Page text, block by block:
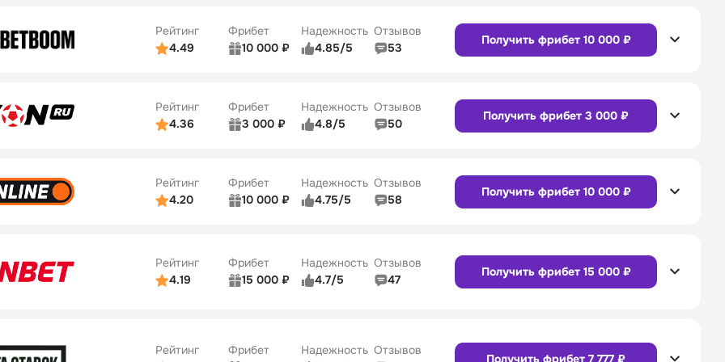
5/5
Сайт Приложение
Рейтинг
4.49
Фрибет
10 000 ₽
Надежность
4.85/5
Отзывов
53
Получить фрибет 10 000 ₽
5/5
Сайт Приложение
Рейтинг
4.36
Фрибет
3 000 ₽
Надежность
4.8/5
Отзывов
50
Получить фрибет 3 000 ₽
4/5
Рейтинг
4.20
Фрибет
10 000 ₽
Надежность
4.75/5
Отзывов
58
Получить фрибет 10 000 ₽
5/5Рейтинг
4.19
Фрибет
15 000 ₽
Надежность
4.7/5
Отзывов
47
Получить фрибет 15 000 ₽
4/5Рейтинг
Фрибет
Надежность Отзывов
Получить фрибет 7 777 ₽